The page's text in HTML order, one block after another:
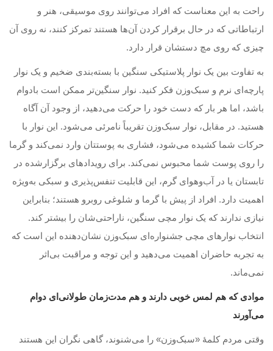
راحت به این معناست که افراد می‌توانند روی موسیقی، هنر و
ارتباطاتی که در حال برقرار کردن آن‌ها هستند تمرکز کنند، نه روی آن
چیزی که روی مچ دستشان قرار دارد.
به تفاوت بین یک نوار پلاستیکی سنگین با بسته‌بندی ضخیم و یک نوار
پارچه‌ای نرم و سبک‌وزن فکر کنید. نوار سنگین‌تر ممکن است بادوام
باشد، اما هر بار که دست خود را حرکت می‌دهید، از وجود آن آگاه
هستید. در مقابل، نوار سبک‌وزن تقریباً نامرئی می‌شود. این نوار با
حرکات شما کشیده می‌شود، فشاری به پوستتان وارد نمی‌کند و گرما
را روی پوست شما محبوس نمی‌کند. برای رویدادهای برگزارشده در
تابستان یا در آب‌وهوای گرم، این قابلیت تنفس‌پذیری و سبکی به‌ویژه
اهمیت دارد. افراد از پیش با گرما و شلوغی روبرو هستند؛ بنابراین
نیازی ندارند که یک نوار مچی سنگین، ناراحتی‌شان را بیشتر کند.
انتخاب نوارهای مچی جشنواره‌ای سبک‌وزن نشان‌دهنده این است که
به تجربه حاضران اهمیت می‌دهید و این توجه و مراقبت بی‌اثر
نمی‌ماند.
موادی که هم لمس خوبی دارند و هم مدت‌زمان طولانی‌ای دوام
می‌آورند
وقتی مردم کلمهٔ «سبک‌وزن» را می‌شنوند، گاهی نگران این هستند